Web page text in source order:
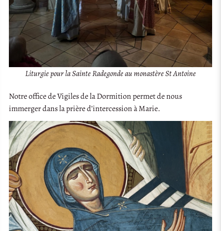
Liturgie pour la Sainte Radegonde au monastère St Antoine
Notre office de Vigiles de la Dormition permet de nous
immerger dans la prière d’intercession à Marie.